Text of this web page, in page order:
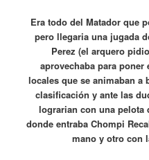
Era todo del Matador que
pero llegaria una jugada
Perez (el arquero
aprovechaba para poner
locales que se animaban a
clasificación y ante las
lograrian con una pelota
donde entraba Chompi
mano y otro con